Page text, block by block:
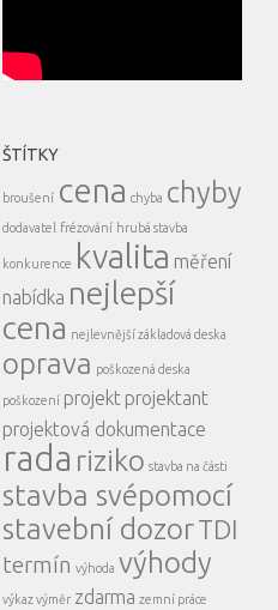
ŠTÍTKY
broušení cena chyba chyby
dodavatel frézování hrubá stavba
konkurence kvalita měření
nabídka nejlepší
cena nejlevnější základová deska
oprava poškozená deska
poškození projekt projektant
projektová dokumentace
rada riziko stavba na části
stavba svépomocí
stavební dozorTDI
termín výhoda výhody
výkaz výměr zdarma zemní práce